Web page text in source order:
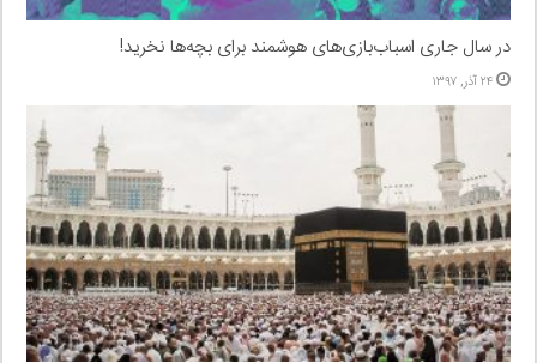
در سال جاری اسباب‌بازی‌های هوشمند برای بچه‌ها نخرید!
۲۴ آذر, ۱۳۹۷